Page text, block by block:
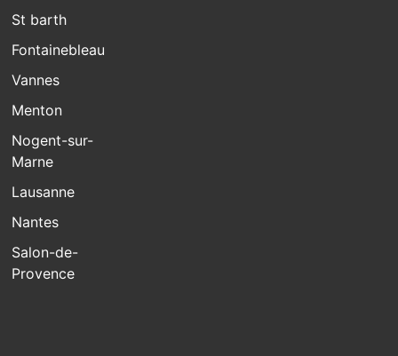
St barth
Fontainebleau
Vannes
Menton
Nogent-sur-
Marne
Lausanne
Nantes
Salon-de-
Provence